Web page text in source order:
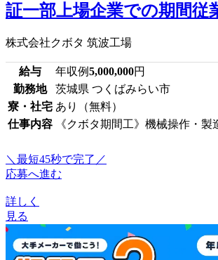
証一部上場企業での期間従
株式会社クボタ 筑波工場
給与 年収例5,000,000円
勤務地
茨城県 つくばみらい市
寮・社宅 あり（無料）
仕事内容
《クボタ期間工》機械操作・製
＼最短45秒で完了／
応募へ進む
詳しく
見る